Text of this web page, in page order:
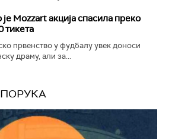
је Mozzart акција спасила преко
тикета
првенство у фудбалу увек доноси
драму, али за...